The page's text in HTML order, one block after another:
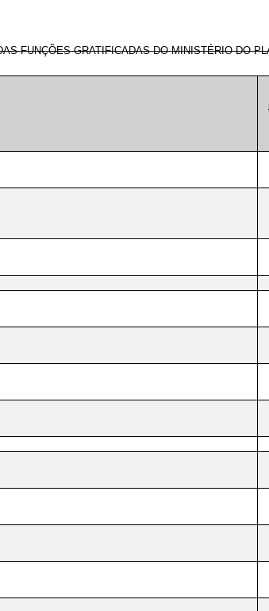
FUNÇÕES GRATIFICADASDO MINISTÉRIO DO